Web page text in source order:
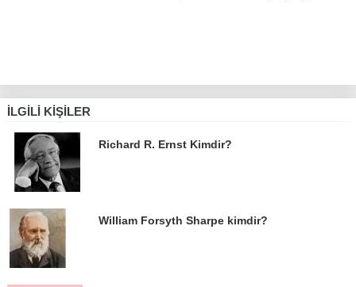
İLGILI KIŞILER
Richard R. Ernst Kimdir?
William Forsyth Sharpe kimdir?